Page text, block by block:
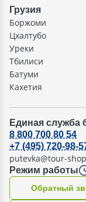
Грузия
Боржоми
Цхалтубо
Уреки
Тбилиси
Батуми
Кахетия
Единая служба
Режим работы
8 800 700 80 54
+7 (495) 720-98-
putevka@tour-
Oбратный